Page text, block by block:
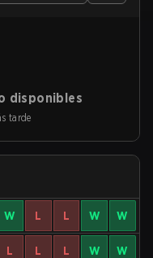
disponibles
tarde
W L L W W
L L L W W